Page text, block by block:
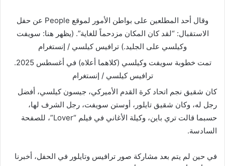
وقال أحد المطلعين على بواطن الأمور لموقع People عن حفل
الاستقبال: “لقد كان المكان مزدحماً للغاية”. (يظهر هنا: سويفت
وكيلسي على الجليد.) ترافيس كيلسي / إنستغرام
تمت خطوبة سويفت وكيلسي (كلاهما أعلاه) في أغسطس 2025.
ترافيس كيلسي / إنستغرام
كان شقيق نجم اتحاد كرة القدم الأميركي، جيسون كيلسي، أفضل
رجل له، وكان شقيق تايلور، أوستن سويفت، رجل الشرف لها،
حسبما قالت تري باين، وكيلة الأغاني في فيلم “Lover”، للصفحة
السادسة.
في حين لم يتم بعد مشاركة صور ترافيس وتايلور في الحفل، أخبرنا